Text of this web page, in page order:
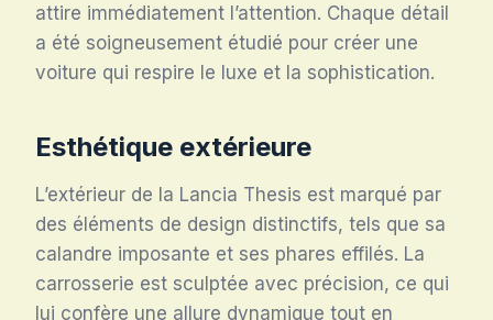
attire immédiatement l’attention. Chaque détail
a été soigneusement étudié pour créer une
voiture qui respire le luxe et la sophistication.
Esthétique extérieure
L’extérieur de la Lancia Thesis est marqué par
des éléments de design distinctifs, tels que sa
calandre imposante et ses phares effilés. La
carrosserie est sculptée avec précision, ce qui
lui confère une allure dynamique tout en